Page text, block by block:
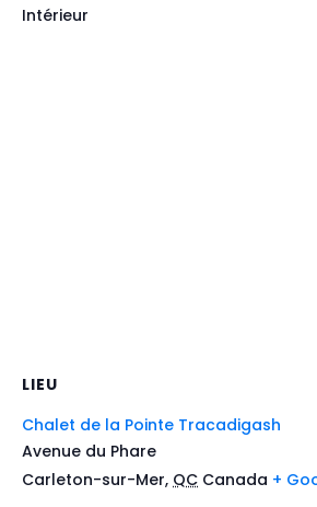
Intérieur
LIEU
Chalet de la Pointe Tracadigash
Avenue du Phare
Carleton-sur-Mer, QC Canada +